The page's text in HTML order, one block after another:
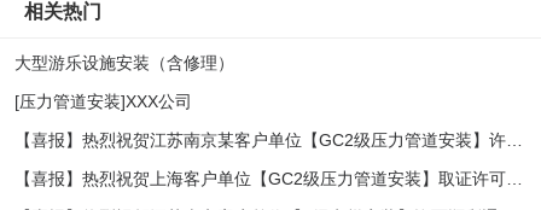
相关热门
大型游乐设施安装（含修理）
[压力管道安装]XXX公司